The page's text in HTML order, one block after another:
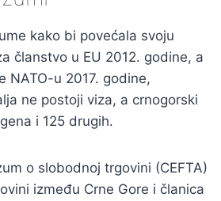
kako bi povećala svoju
članstvo u EU 2012. godine, a
NATO-u 2017. godine,
ne postoji viza, a crnogorski
i 125 drugih.
o slobodnoj trgovini (CEFTA)
između Crne Gore i članica